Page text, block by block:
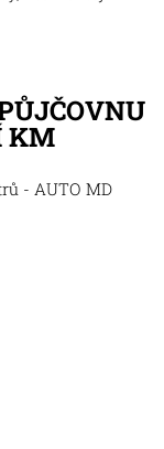
KM
- AUTO MD